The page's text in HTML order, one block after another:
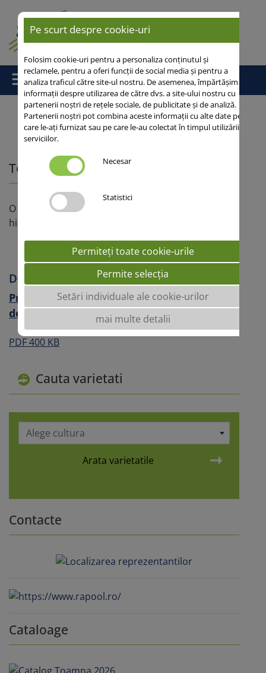
Acasă/Cereale/ Tehnologia hibrizilor de grau
Cauta varietati
Alege cultura
Arata varietatile
Contacte
Cataloage
Tehnologia hibrizilor de grau
O tehnologie de succes pentru productii de top la
hibrizii de grau Saaten Union!
Descarca
Provocari ale agriculturii moderne-hibrizi
de grau
PDF 400 KB
Pe scurt despre cookie-uri
Folosim cookie-uri pentru a personaliza conținutul și
reclamele, pentru a oferi funcții de social media și pentru a
analiza traficul către site-ul nostru. De asemenea, împărtășim
informații despre utilizarea de către dvs. a site-ului nostru cu
partenerii noștri de rețele sociale, de publicitate și de analiză.
Partenerii noștri pot combina aceste informații cu alte date pe
care le-ați furnizat sau pe care le-au colectat în timpul utilizării
serviciilor.
Necesar
Statistici
Permiteți toate cookie-urile
Permite selecția
Setări individuale ale cookie-urilor
mai multe detalii